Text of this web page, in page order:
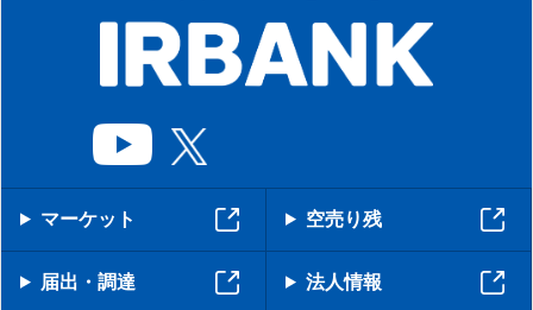
マーケット 空売り残
届出・調達 法人情報